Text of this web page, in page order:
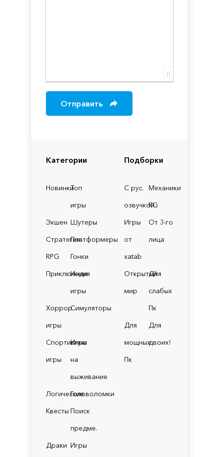
Категории
НовинкиТоп
игры
Экшен Шутеры
СтратегииПлатформеры
RPG
Гонки
Приключения
Инди
игры
Хоррор
игры
Симуляторы
Спортивные
игры
Игры
на
выживание
ЛогическиеГоловоломки
Квесты Поиск
предме.
Драки Игры
Подборки
С рус.
озвучкой
Механики
RG
Игры
от
xatab
От 3-го
лица
Открытый
мир
Для
слабых
Пк
Для
мощных
Пк
Для
двоих!
0
Отправить